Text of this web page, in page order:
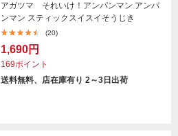
アガツマ それいけ！アンパンマン アンパ
ンマン スティックスイスイそうじき
(20)
1,690円
169ポイント
送料無料、店在庫有り 2～3日出荷